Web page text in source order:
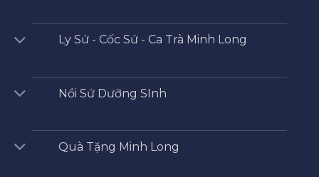
Ly Sứ - Cốc Sứ - Ca Trà Minh Long
Nồi Sứ Dưỡng SInh
Quà Tặng Minh Long